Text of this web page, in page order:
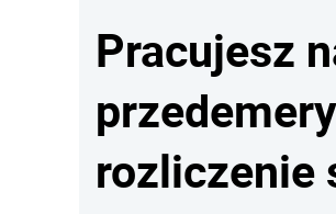
Pracujesz
rozliczenie